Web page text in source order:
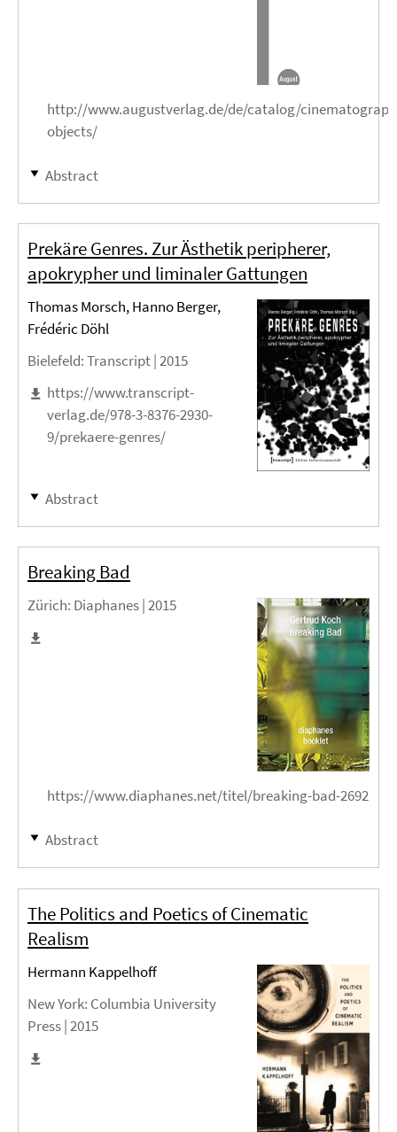
http://www.augustverlag.de/de/catalog/
objects/
Abstract
Prekäre Genres. Zur Ästhetik peripherer,
apokrypher und liminaler Gattungen
Thomas Morsch, Hanno Berger,
Frédéric Döhl
Bielefeld: Transcript |2015
https://www.transcript-
verlag.de/978-3-8376-2930-
9/prekaere-genres/
Abstract
Breaking Bad
Zürich: Diaphanes |2015
https://www.diaphanes.net/titel/breaking-bad-2692
Abstract
The Politics and Poetics of Cinematic
Realism
Hermann Kappelhoff
New York: Columbia University
Press |2015